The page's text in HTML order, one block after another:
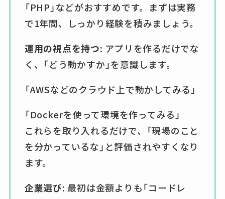
「PHP」などがおすすめです。まずは実務
で1年間、しっかり経験を積みましょう。
運用の視点を持つ: アプリを作るだけでな
く、「どう動かすか」を意識します。
「AWSなどのクラウド上で動かしてみる」
「Dockerを使って環境を作ってみる」
これらを取り入れるだけで、「現場のこと
を分かっているな」と評価されやすくなり
ます。
企業選び: 最初は金額よりも「コードレ